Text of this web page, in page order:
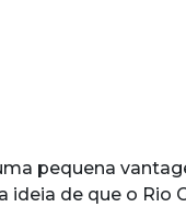
pequena
de que o Rio